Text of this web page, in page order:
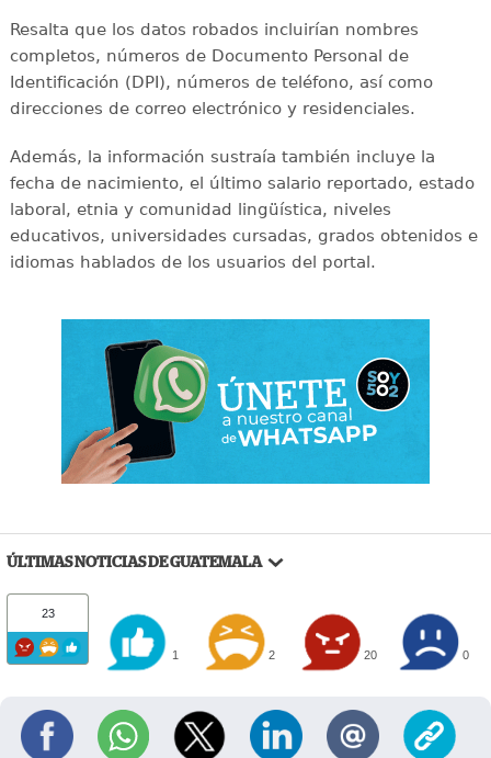
Resalta que los datos robados incluirían nombres
completos, números de Documento Personal de
Identificación (DPI), números de teléfono, así como
direcciones de correo electrónico y residenciales.
Además, la información sustraía también incluye la
fecha de nacimiento, el último salario reportado, estado
laboral, etnia y comunidad lingüística, niveles
educativos, universidades cursadas, grados obtenidos e
idiomas hablados de los usuarios del portal.
ÚLTIMAS NOTICIAS DE GUATEMALA
23
1 2 20 0